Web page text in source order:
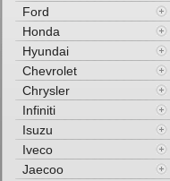
Ford
Honda
Hyundai
Chevrolet
Chrysler
Infiniti
Isuzu
Iveco
Jaecoo